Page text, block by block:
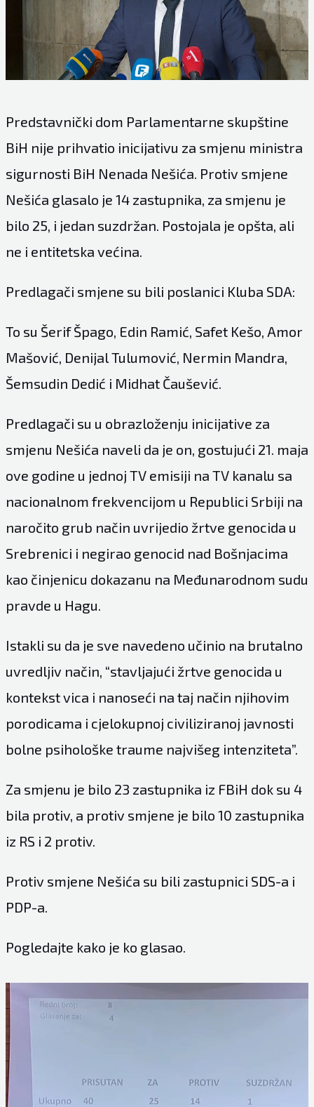
Predstavnički dom Parlamentarne skupštine
BiH nije prihvatio inicijativu za smjenu ministra
sigurnosti BiH Nenada Nešića. Protiv smjene
Nešića glasalo je 14 zastupnika, za smjenu je
bilo 25, i jedan suzdržan. Postojala je opšta, ali
ne i entitetska većina.
Predlagači smjene su bili poslanici Kluba SDA:
To su Šerif Špago, Edin Ramić, Safet Kešo, Amor
Mašović, Denijal Tulumović, Nermin Mandra,
Šemsudin Dedić i Midhat Čaušević.
Predlagači su u obrazloženju inicijative za
smjenu Nešića naveli da je on, gostujući 21. maja
ove godine u jednoj TV emisiji na TV kanalu sa
nacionalnom frekvencijom u Republici Srbiji na
naročito grub način uvrijedio žrtve genocida u
Srebrenici i negirao genocid nad Bošnjacima
kao činjenicu dokazanu na Međunarodnom sudu
pravde u Hagu.
Istakli su da je sve navedeno učinio na brutalno
uvredljiv način, “stavljajući žrtve genocida u
kontekst vica i nanoseći na taj način njihovim
porodicama i cjelokupnoj civiliziranoj javnosti
bolne psihološke traume najvišeg intenziteta”.
Za smjenu je bilo 23 zastupnika iz FBiH dok su 4
bila protiv, a protiv smjene je bilo 10 zastupnika
iz RS i 2 protiv.
Protiv smjene Nešića su bili zastupnici SDS-a i
PDP-a.
Pogledajte kako je ko glasao.